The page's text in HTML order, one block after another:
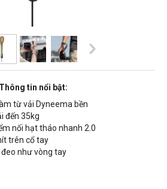
Thông tin nổi bật:
từ vải Dyneema bền
đến 35kg
nối hạt tháo nhanh 2.0
trên cổ tay
đeo như vòng tay